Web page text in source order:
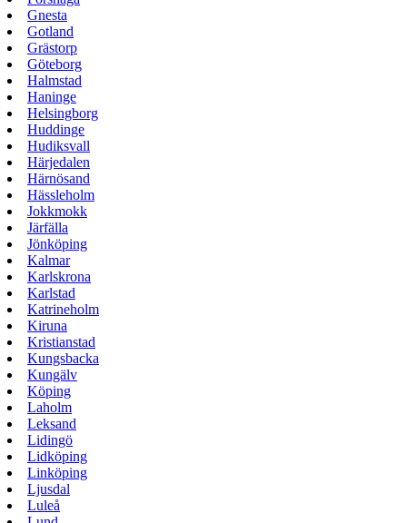
Gnesta
Gotland
Grästorp
Göteborg
Halmstad
Haninge
Helsingborg
Huddinge
Hudiksvall
Härjedalen
Härnösand
Hässleholm
Jokkmokk
Järfälla
Jönköping
Kalmar
Karlskrona
Karlstad
Katrineholm
Kiruna
Kristianstad
Kungsbacka
Kungälv
Köping
Laholm
Leksand
Lidingö
Lidköping
Linköping
Ljusdal
Luleå